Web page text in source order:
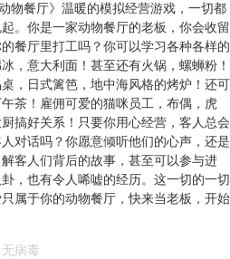
物餐厅》温暖的模拟经营游戏，一切都
。你是一家动物餐厅的老板，你会收留
餐厅里打工吗？你可以学习各种各样的
，意大利面！甚至还有火锅，螺蛳粉！
，日式篱笆，地中海风格的烤炉！还可
茶！雇佣可爱的猫咪员工，布偶，虎
搞好关系！只要你用心经营，客人总会
对话吗？你愿意倾听他们的心声，还是
客人们背后的故事，甚至可以参与进
，也有令人唏嘘的经历。这一切的一切
属于你的动物餐厅，快来当老板，开始
无病毒